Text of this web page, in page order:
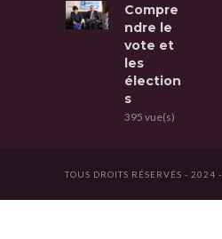
Compre
ndre le
vote et
les
élection
s
395 vue(s)
TOUS DROITS RÉSERVÉS - 2024 -